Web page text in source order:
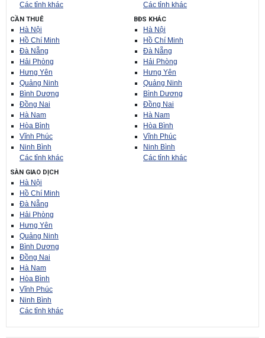
Các tỉnh khác
Các tỉnh khác
CẦN THUÊ
Hà Nội
Hồ Chí Minh
Đà Nẵng
Hải Phòng
Hưng Yên
Quảng Ninh
Bình Dương
Đồng Nai
Hà Nam
Hòa Bình
Vĩnh Phúc
Ninh Bình
Các tỉnh khác
BĐS KHÁC
Hà Nội
Hồ Chí Minh
Đà Nẵng
Hải Phòng
Hưng Yên
Quảng Ninh
Bình Dương
Đồng Nai
Hà Nam
Hòa Bình
Vĩnh Phúc
Ninh Bình
Các tỉnh khác
SÀN GIAO DỊCH
Hà Nội
Hồ Chí Minh
Đà Nẵng
Hải Phòng
Hưng Yên
Quảng Ninh
Bình Dương
Đồng Nai
Hà Nam
Hòa Bình
Vĩnh Phúc
Ninh Bình
Các tỉnh khác